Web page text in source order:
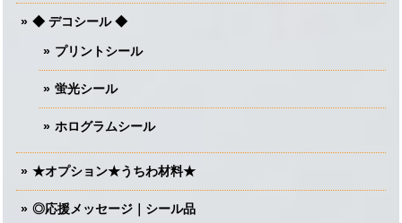
◆ デコシール ◆
プリントシール
蛍光シール
ホログラムシール
★オプション★うちわ材料★
◎応援メッセージ｜シール品